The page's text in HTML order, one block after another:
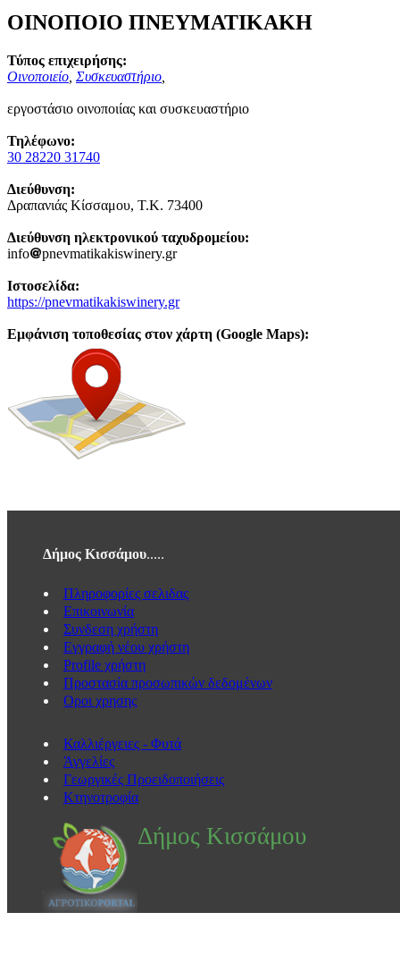
ΟΙΝΟΠΟΙΟ ΠΝΕΥΜΑΤΙΚΑΚΗ
Τύπος επιχειρήσης:
Οινοποιείο Συσκευαστήριο
εργοστάσιο οινοποιίας και συσκευαστήριο
Τηλέφωνο:
30 28220 31740
Διεύθυνση:
Δραπανιάς Κίσσαμου, Τ.Κ. 73400
Διεύθυνση ηλεκτρονικού ταχυδρομείου:
info
pnevmatikakiswinery.gr
Ιστοσελίδα:
https://pnevmatikakiswinery.gr
Εμφάνιση τοποθεσίας στον χάρτη (Google Maps):
Δήμος Κισσάμου.....
Πληροφορίες σελιδας
Eπικοινωνία
Συνδεση χρήστη
Εγγραφή νέου χρήστη
Profile χρήστη
Προστασία προσωπικών δεδομένων
Οροι χρησης
Καλλιέργειες - Φυτά
Άγγελίες
Γεωργικές Προειδοποιήσεις
Κτηνοτροφία
Δήμος Κισσάμου